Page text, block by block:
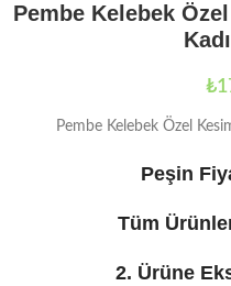
Pembe Kelebek
₺
Pembe Kelebek Özel
Peşin
Tüm
2. Ürüne